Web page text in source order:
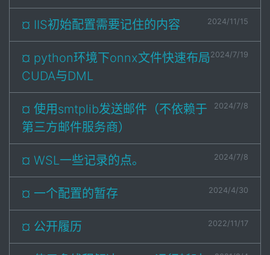
¤ IIS初始配置需要记住的内容 2024/11/15
¤ python环境下onnx文件快速布局
CUDA与DML
2024/7/19
¤ 使用smtplib发送邮件（不依赖于
第三方邮件服务商）
2024/7/8
¤ WSL一些记录的点。 2024/7/8
¤ 一个配置的暂存 2024/4/30
¤ 公开履历 2022/11/17